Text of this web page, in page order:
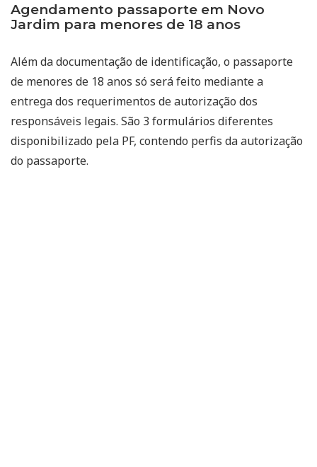
Agendamento passaporte em Novo
Jardim para menores de 18 anos
Além da documentação de identificação, o passaporte
de menores de 18 anos só será feito mediante a
entrega dos requerimentos de autorização dos
responsáveis legais. São 3 formulários diferentes
disponibilizado pela PF, contendo perfis da autorização
do passaporte.